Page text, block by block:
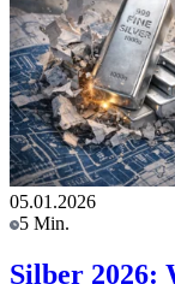
05.01.2026
5 Min.
Silber 2026: